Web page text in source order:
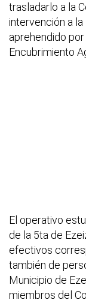
trasladarlo a la
intervención a la
aprehendido
Encubrimiento
El operativo
de la 5ta de
efectivos
también de
Municipio de
miembros del